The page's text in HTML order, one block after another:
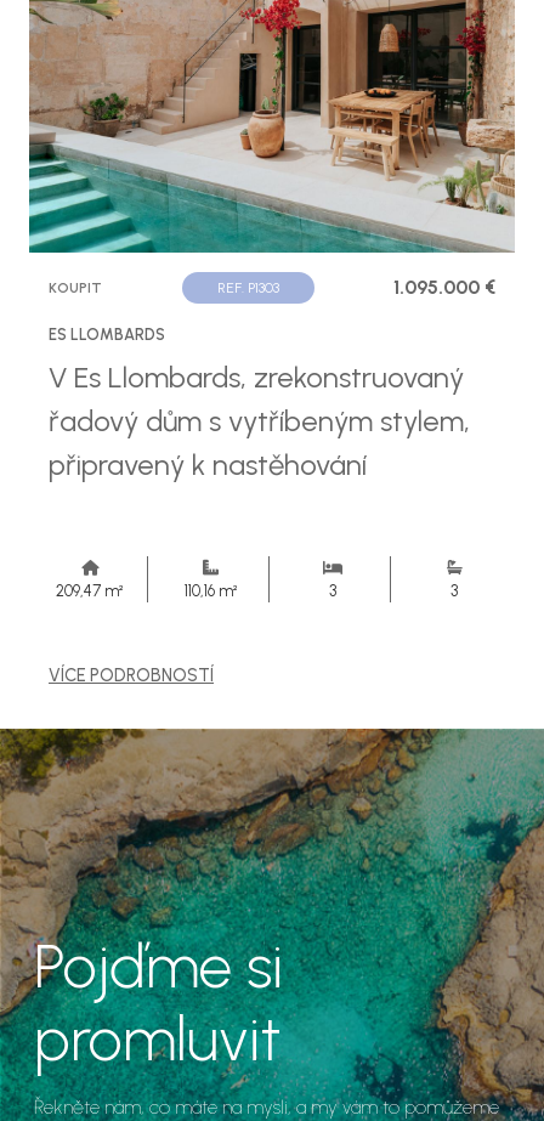
KOUPIT REF. P1303 1.095.000 €
ES LLOMBARDS
V Es Llombards, zrekonstruovaný
řadový dům s vytříbeným stylem,
připravený k nastěhování
209,47 m² 110,16 m² 3 3
VÍCE PODROBNOSTÍ
Pojďme si
promluvit
Řekněte nám, co máte na mysli, a my vám to pomůžeme